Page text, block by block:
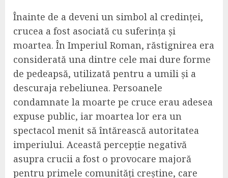
Înainte de a deveni un simbol al credinței,
crucea a fost asociată cu suferința și
moartea. În Imperiul Roman, răstignirea era
considerată una dintre cele mai dure forme
de pedeapsă, utilizată pentru a umili și a
descuraja rebeliunea. Persoanele
condamnate la moarte pe cruce erau adesea
expuse public, iar moartea lor era un
spectacol menit să întărească autoritatea
imperiului. Această percepție negativă
asupra crucii a fost o provocare majoră
pentru primele comunități creștine, care